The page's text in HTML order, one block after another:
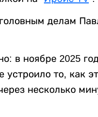
делам
в ноябре 2025
устроило то, как
несколько